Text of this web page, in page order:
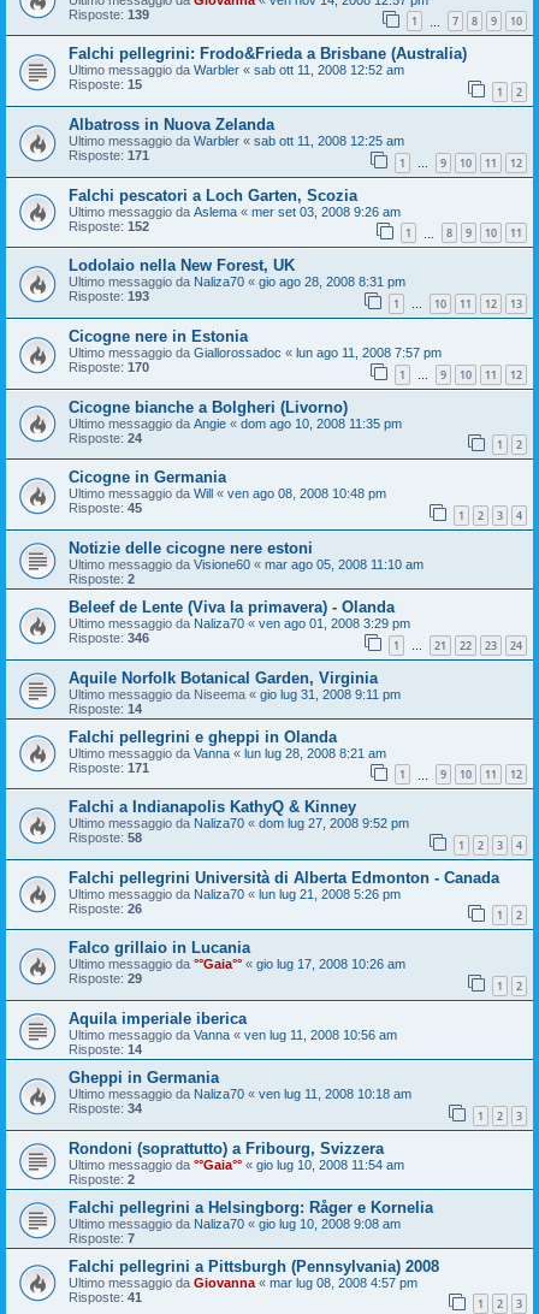
Risposte: 139 1 7 8 9 10
Falchi pellegrini: Frodo&Frieda a Brisbane (Australia)
Ultimo messaggio da Warbler « sab ott 11, 2008 12:52 am
Risposte: 15 1 2
Albatross in Nuova Zelanda
Ultimo messaggio da Warbler « sab ott 11, 2008 12:25 am
Risposte: 171 1 … 9 10 11 12
Falchi pescatori a Loch Garten, Scozia
Ultimo messaggio da Aslema « mer set 03, 2008 9:26 am
Risposte: 152 1 8 9 10 11
Lodolaio nella New Forest, UK
Ultimo messaggio da Naliza70 « gio ago 28, 2008 8:31 pm
Risposte: 193 1 … 10 11 12 13
Cicogne nere in Estonia
Ultimo messaggio da Giallorossadoc « lun ago 11, 2008 7:57 pm
Risposte: 170 1 … 9 10 11 12
Cicogne bianche a Bolgheri (Livorno)
Ultimo messaggio da Angie « dom ago 10, 2008 11:35 pm
Risposte: 24 1 2
Cicogne in Germania
Ultimo messaggio da Will « ven ago 08, 2008 10:48 pm
Risposte: 45 1 2 3 4
Notizie delle cicogne nere estoni
Ultimo messaggio da Visione60 « mar ago 05, 2008 11:10 am
Risposte: 2
Beleef de Lente (Viva la primavera) - Olanda
Ultimo messaggio da Naliza70 « ven ago 01, 2008 3:29 pm
Risposte: 346 1 21 22 23 24
Aquile Norfolk Botanical Garden, Virginia
Ultimo messaggio da Niseema « gio lug 31, 2008 9:11 pm
Risposte: 14
Falchi pellegrini e gheppi in Olanda
Ultimo messaggio da Vanna « lun lug 28, 2008 8:21 am
Risposte: 171 1 9 10 11 12
Falchi a Indianapolis KathyQ & Kinney
Ultimo messaggio da Naliza70 « dom lug 27, 2008 9:52 pm
Risposte: 58 1 2 3 4
Falchi pellegrini Università di Alberta Edmonton - Canada
Ultimo messaggio da Naliza70 « lun lug 21, 2008 5:26 pm
Risposte: 26 1 2
Falco grillaio in Lucania
Ultimo messaggio da °°Gaia°° « gio lug 17, 2008 10:26 am
Risposte: 29 1 2
Aquila imperiale iberica
Ultimo messaggio da Vanna « ven lug 11, 2008 10:56 am
Risposte: 14
Gheppi in Germania
Ultimo messaggio da Naliza70 « ven lug 11, 2008 10:18 am
Risposte: 34 1 2 3
Rondoni (soprattutto) a Fribourg, Svizzera
Ultimo messaggio da °°Gaia°° « gio lug 10, 2008 11:54 am
Risposte: 2
Falchi pellegrini a Helsingborg: Råger e Kornelia
Ultimo messaggio da Naliza70 « gio lug 10, 2008 9:08 am
Risposte: 7
Falchi pellegrini a Pittsburgh (Pennsylvania) 2008
Ultimo messaggio da Giovanna « mar lug 08, 2008 4:57 pm
Risposte: 41 1 2 3